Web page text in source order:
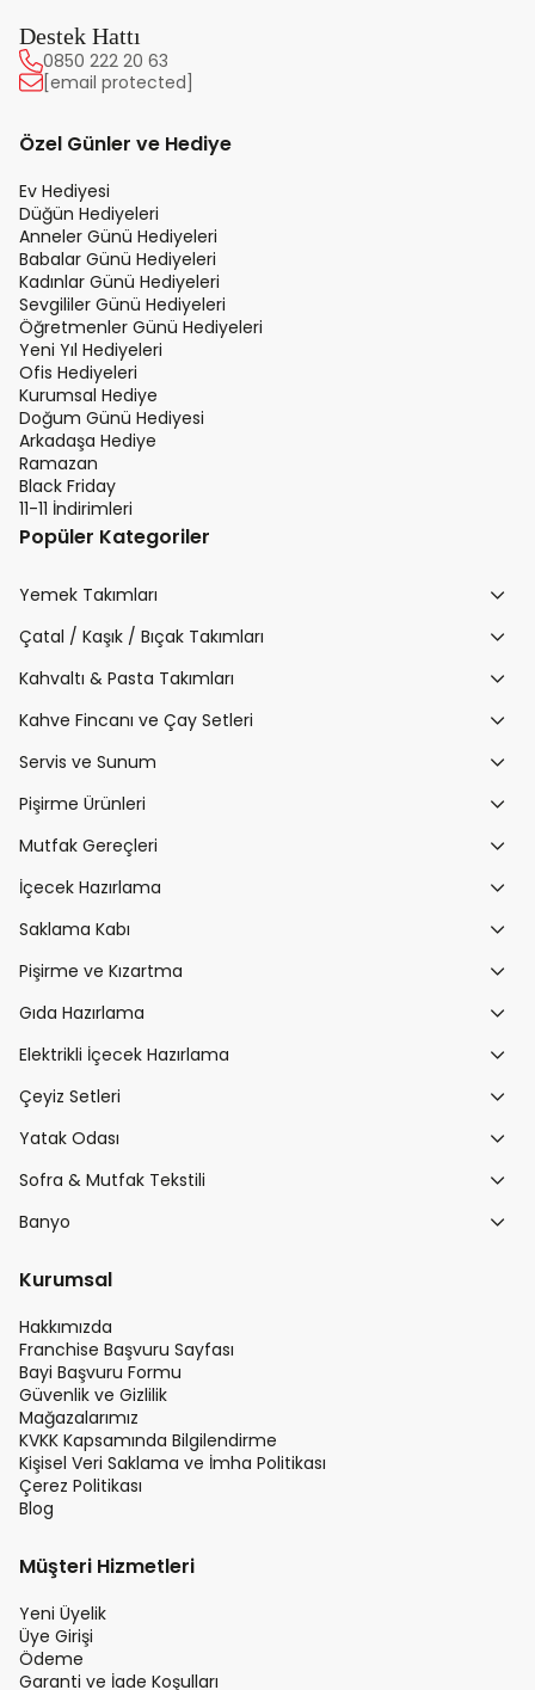
Destek Hattı
0850 222 20 63
[email protected]
Özel Günler ve Hediye
Ev Hediyesi
Düğün Hediyeleri
Anneler Günü Hediyeleri
Babalar Günü Hediyeleri
Kadınlar Günü Hediyeleri
Sevgililer Günü Hediyeleri
Öğretmenler Günü Hediyeleri
Yeni Yıl Hediyeleri
Ofis Hediyeleri
Kurumsal Hediye
Doğum Günü Hediyesi
Arkadaşa Hediye
Ramazan
Black Friday
11-11 İndirimleri
Popüler Kategoriler
Yemek Takımları
Çatal / Kaşık / Bıçak Takımları
Kahvaltı & Pasta Takımları
Kahve Fincanı ve Çay Setleri
Servis ve Sunum
Pişirme Ürünleri
Mutfak Gereçleri
İçecek Hazırlama
Saklama Kabı
Pişirme ve Kızartma
Gıda Hazırlama
Elektrikli İçecek Hazırlama
Çeyiz Setleri
Yatak Odası
Sofra & Mutfak Tekstili
Banyo
Kurumsal
Hakkımızda
Franchise Başvuru Sayfası
Bayi Başvuru Formu
Güvenlik ve Gizlilik
Mağazalarımız
KVKK Kapsamında Bilgilendirme
Kişisel Veri Saklama ve İmha Politikası
Çerez Politikası
Blog
Müşteri Hizmetleri
Yeni Üyelik
Üye Girişi
Ödeme
Garanti ve İade Koşulları